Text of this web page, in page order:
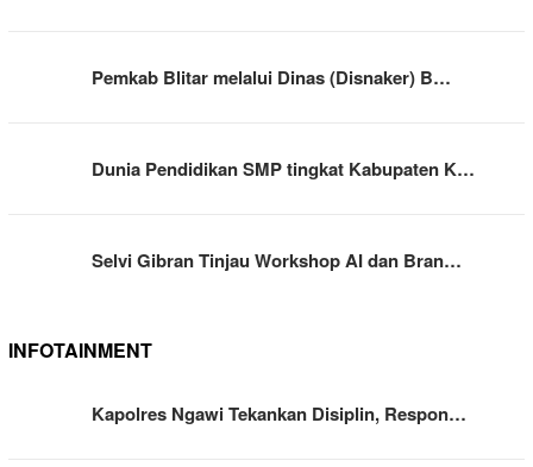
Pemkab Blitar melalui Dinas (Disnaker) B…
Dunia Pendidikan SMP tingkat Kabupaten K…
Selvi Gibran Tinjau Workshop AI dan Bran…
INFOTAINMENT
Kapolres Ngawi Tekankan Disiplin, Respon…